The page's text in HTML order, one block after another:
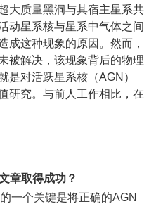
大质量黑洞与其宿主星系共
星系核与星系中气体之间
这种现象的原因。然而，
被解决，该现象背后的物理
是对活跃星系核（AGN）
研究。与前人工作相比，在
章取得成功？
一个关键是将正确的AGN